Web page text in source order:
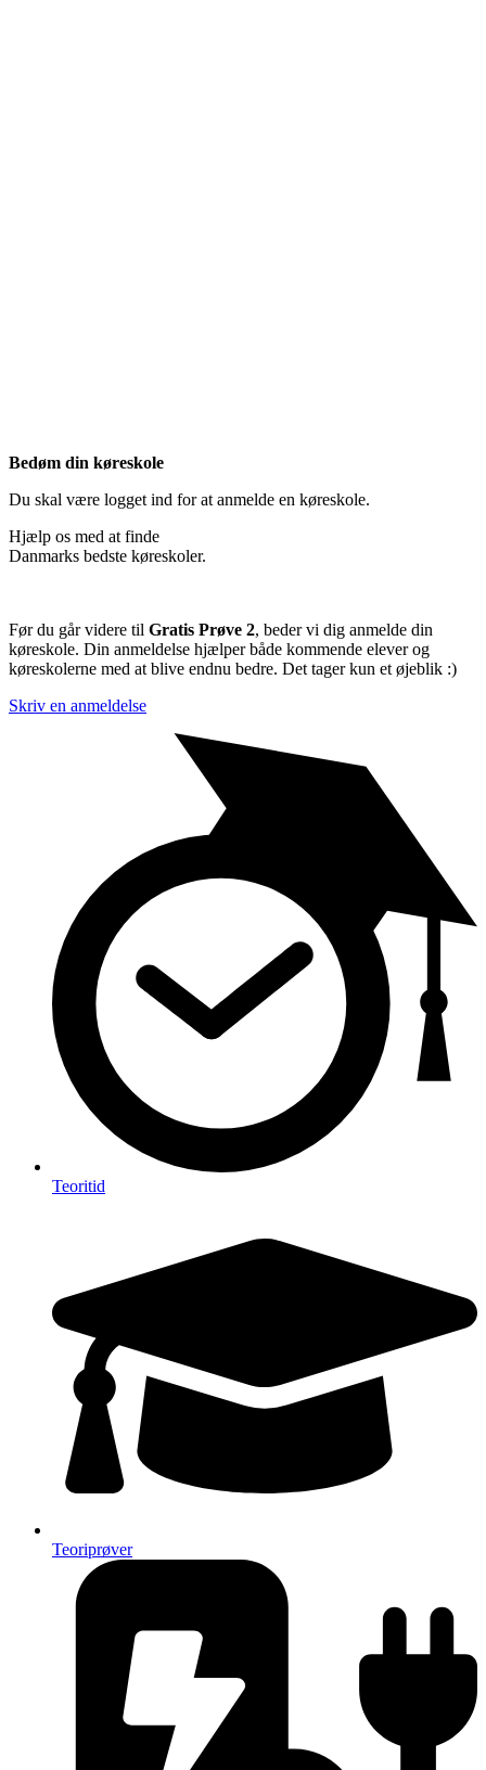
Bedøm din køreskole
Du skal være logget ind for at anmelde en køreskole.
Hjælp os med at finde
Danmarks bedste køreskoler.
Før du går videre til Gratis Prøve 2, beder vi dig anmelde din
køreskole. Din anmeldelse hjælper både kommende elever og
køreskolerne med at blive endnu bedre. Det tager kun et øjeblik :)
Skriv en anmeldelse
Teoritid
Teoriprøver